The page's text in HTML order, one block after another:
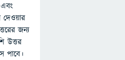
দেওয়ার
জন্য
উত্তর
পাবে।